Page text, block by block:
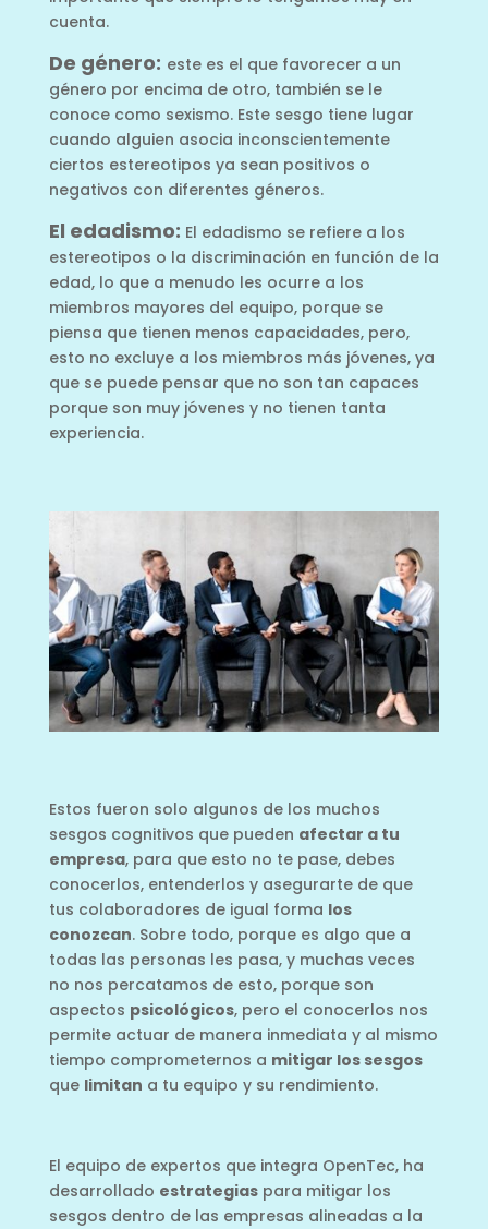
cuenta.
De género: este es el que favorecer a un
género por encima de otro, también se le
conoce como sexismo. Este sesgo tiene lugar
cuando alguien asocia inconscientemente
ciertos estereotipos ya sean positivos o
negativos con diferentes géneros.
El edadismo: El edadismo se refiere a los
estereotipos o la discriminación en función de la
edad, lo que a menudo les ocurre a los
miembros mayores del equipo, porque se
piensa que tienen menos capacidades, pero,
esto no excluye a los miembros más jóvenes, ya
que se puede pensar que no son tan capaces
porque son muy jóvenes y no tienen tanta
experiencia.
Estos fueron solo algunos de los muchos
sesgos cognitivos que pueden afectar a tu
empresa, para que esto no te pase, debes
conocerlos, entenderlos y asegurarte de que
tus colaboradores de igual forma los
conozcan. Sobre todo, porque es algo que a
todas las personas les pasa, y muchas veces
no nos percatamos de esto, porque son
aspectos psicológicos, pero el conocerlos nos
permite actuar de manera inmediata y al mismo
tiempo comprometernos a mitigar los sesgos
que limitan a tu equipo y su rendimiento.
El equipo de expertos que integra OpenTec, ha
desarrollado estrategiaspara mitigar los
sesgos dentro de las empresas alineadas a la